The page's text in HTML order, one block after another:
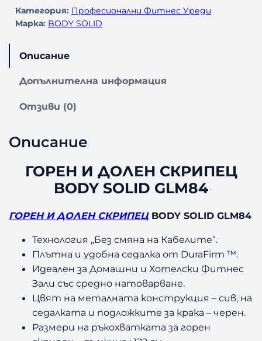
з
а
Р
Н
Д
Л
Е
И
Категория: Професионални Фитнес Уреди
Марка: BODY SOLID
Описание
Допълнителна информация
Отзиви (0)
Описание
ГОРЕН И ДОЛЕН СКРИПЕЦ
BODY SOLID GLM84
ГОРЕН И ДОЛЕН СКРИПЕЦ BODY SOLID GLM84
Технология „Без смяна на Кабелите“.
Плътна и удобна седалка от DuraFirm ™.
Идеален за Домашни и Хотелски Фитнес
Зали със средно натоварване.
Цвят на металната конструкция – сив, на
седалката и подложките за крака – черен.
Размери на ръкохватката за горен